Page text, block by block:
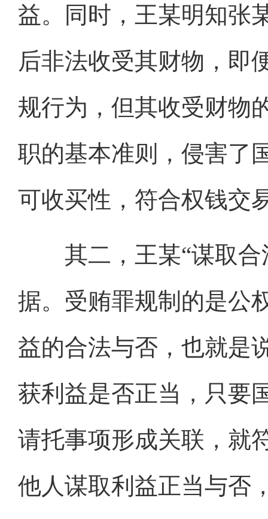
益。同时，王某明知张
后非法收受其财物，即
规行为，但其收受财物
职的基本准则，侵害了
可收买性，符合权钱交
其二，王某“谋取合
据。受贿罪规制的是公
益的合法与否，也就是
获利益是否正当，只要
请托事项形成关联，就
他人谋取利益正当与否